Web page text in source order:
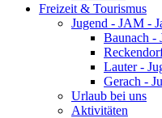
Freizeit & Tourismus
Jugend - JAM -
Baunach -
Lauter -
Gerach -
Urlaub bei uns
Aktivitäten